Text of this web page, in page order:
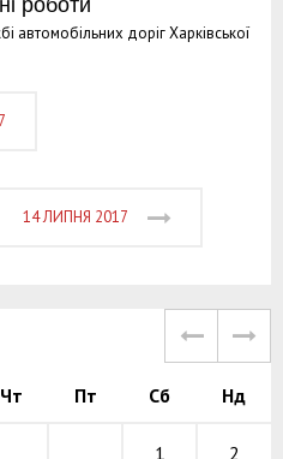
роботи
автомобільних доріг Харківської
14 ЛИПНЯ 2017
Чт Пт Сб Нд
1 2